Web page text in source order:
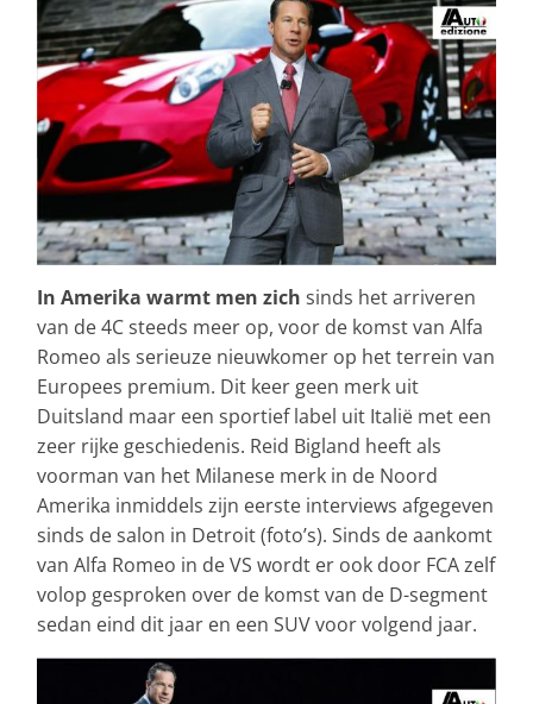
In Amerika warmt men zich sinds het arriveren
van de 4C steeds meer op, voor de komst van Alfa
Romeo als serieuze nieuwkomer op het terrein van
Europees premium. Dit keer geen merk uit
Duitsland maar een sportief label uit Italië met een
zeer rijke geschiedenis. Reid Bigland heeft als
voorman van het Milanese merk in de Noord
Amerika inmiddels zijn eerste interviews afgegeven
sinds de salon in Detroit (foto’s). Sinds de aankomt
van Alfa Romeo in de VS wordt er ook door FCA zelf
volop gesproken over de komst van de D-segment
sedan eind dit jaar en een SUV voor volgend jaar.